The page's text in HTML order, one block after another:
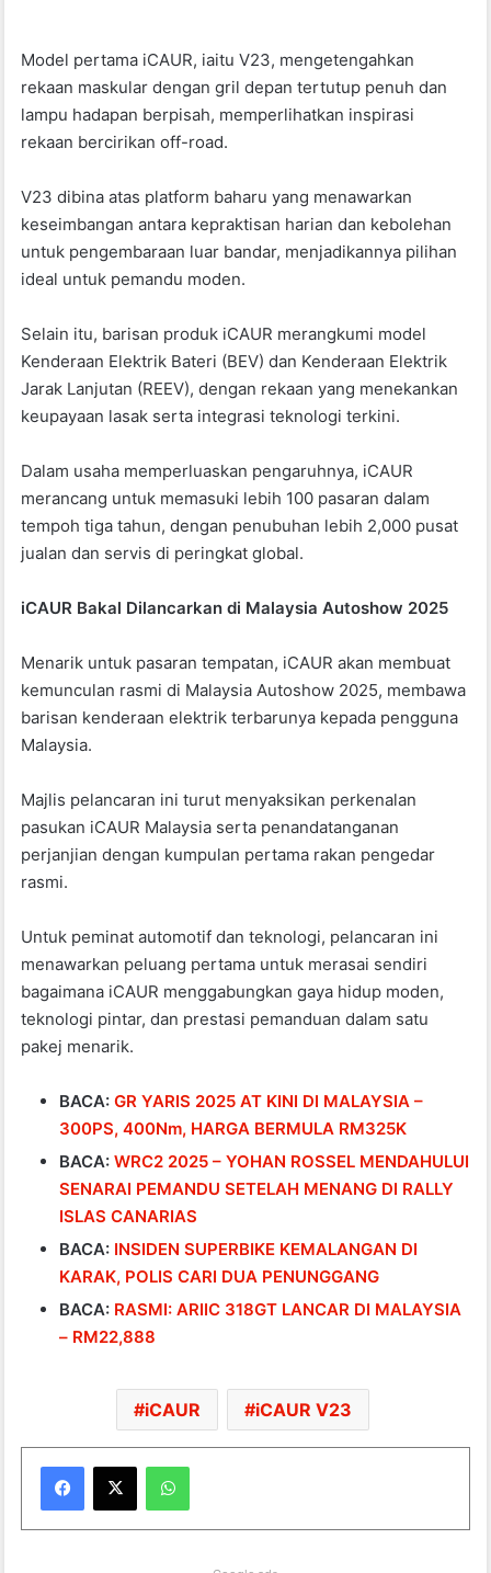
Model pertama iCAUR, iaitu V23, mengetengahkan
rekaan maskular dengan gril depan tertutup penuh dan
lampu hadapan berpisah, memperlihatkan inspirasi
rekaan bercirikan off-road.
V23 dibina atas platform baharu yang menawarkan
keseimbangan antara kepraktisan harian dan kebolehan
untuk pengembaraan luar bandar, menjadikannya pilihan
ideal untuk pemandu moden.
Selain itu, barisan produk iCAUR merangkumi model
Kenderaan Elektrik Bateri (BEV) dan Kenderaan Elektrik
Jarak Lanjutan (REEV), dengan rekaan yang menekankan
keupayaan lasak serta integrasi teknologi terkini.
Dalam usaha memperluaskan pengaruhnya, iCAUR
merancang untuk memasuki lebih 100 pasaran dalam
tempoh tiga tahun, dengan penubuhan lebih 2,000 pusat
jualan dan servis di peringkat global.
iCAUR Bakal Dilancarkan di Malaysia Autoshow 2025
Menarik untuk pasaran tempatan, iCAUR akan membuat
kemunculan rasmi di Malaysia Autoshow 2025, membawa
barisan kenderaan elektrik terbarunya kepada pengguna
Malaysia.
Majlis pelancaran ini turut menyaksikan perkenalan
pasukan iCAUR Malaysia serta penandatanganan
perjanjian dengan kumpulan pertama rakan pengedar
rasmi.
Untuk peminat automotif dan teknologi, pelancaran ini
menawarkan peluang pertama untuk merasai sendiri
bagaimana iCAUR menggabungkan gaya hidup moden,
teknologi pintar, dan prestasi pemanduan dalam satu
pakej menarik.
BACA:GR YARIS 2025 AT KINI DI MALAYSIA –
300PS, 400Nm, HARGA BERMULA RM325K
BACA:WRC2 2025 – YOHAN ROSSEL MENDAHULUI
SENARAI PEMANDU SETELAH MENANG DI RALLY
ISLAS CANARIAS
BACA: INSIDEN SUPERBIKE KEMALANGAN DI
KARAK, POLIS CARI DUA PENUNGGANG
BACA: RASMI: ARIIC 318GT LANCAR DI MALAYSIA
– RM22,888
iCAUR iCAUR V23
WhatsApp